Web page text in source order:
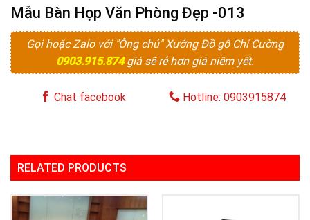
Mẫu Bàn Họp Văn Phòng Đẹp -013
Gọi hoặc Zalo với "Ông chủ" Xưởng Đồ gỗ Chí Cường
0903.915.874giá sẽ rẻ hơn giá niêm yết.
Chat facebook Hotline: 0903915874
RELATED PRODUCTS